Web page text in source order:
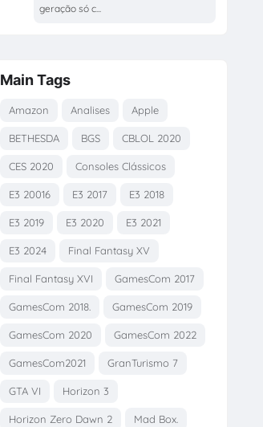
geração só c...
Main Tags
Amazon Analises Apple
BETHESDA BGS CBLOL 2020
CES 2020 Consoles Clássicos
E3 20016 E3 2017 E3 2018
E3 2019 E3 2020 E3 2021
E3 2024 Final Fantasy XV
Final Fantasy XVI GamesCom 2017
GamesCom 2018. GamesCom 2019
GamesCom 2020 GamesCom 2022
GamesCom2021 GranTurismo 7
GTA VI Horizon 3
Horizon Zero Dawn 2 Mad Box.